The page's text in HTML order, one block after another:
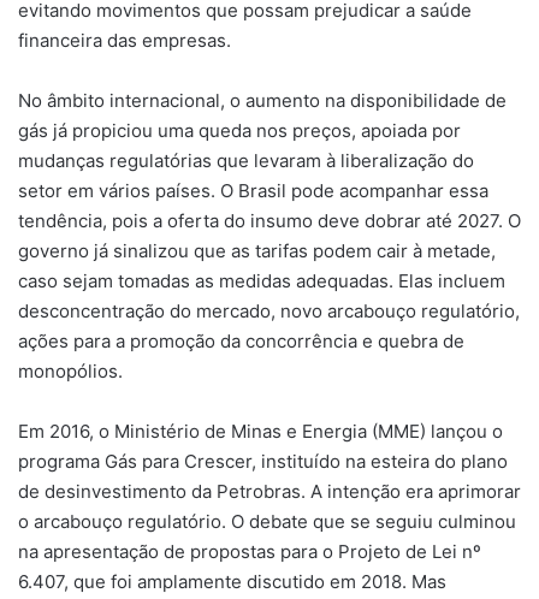
evitando movimentos que possam prejudicar a saúde
financeira das empresas.
No âmbito internacional, o aumento na disponibilidade de
gás já propiciou uma queda nos preços, apoiada por
mudanças regulatórias que levaram à liberalização do
setor em vários países. O Brasil pode acompanhar essa
tendência, pois a oferta do insumo deve dobrar até 2027. O
governo já sinalizou que as tarifas podem cair à metade,
caso sejam tomadas as medidas adequadas. Elas incluem
desconcentração do mercado, novo arcabouço regulatório,
ações para a promoção da concorrência e quebra de
monopólios.
Em 2016, o Ministério de Minas e Energia (MME) lançou o
programa Gás para Crescer, instituído na esteira do plano
de desinvestimento da Petrobras. A intenção era aprimorar
o arcabouço regulatório. O debate que se seguiu culminou
na apresentação de propostas para o Projeto de Lei nº
6.407, que foi amplamente discutido em 2018. Mas